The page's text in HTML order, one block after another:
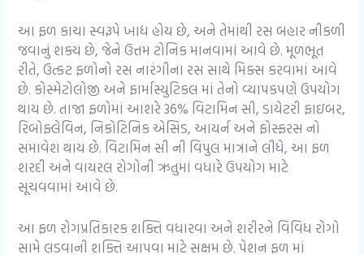
આ ફળ કાચા સ્વરૂપે ખાદ્ય હોય છે, અને તેમાંથી રસ બહાર નીકળી
જવાનું શક્ય છે, જેને ઉત્તમ ટોનિક માનવામાં આવે છે. મૂળભૂત
રીતે, ઉત્કટ ફળોનો રસ નારંગીના રસ સાથે મિક્સ કરવામાં આવે
છે. કોસ્મેટોલોજી અને ફાર્માસ્યુટિકલ માં તેનો વ્યાપકપણે ઉપયોગ
થાય છે. તાજા ફળોમાં આશરે 36% વિટામિન સી, ડાયેટરી ફાઇબર,
રિબોફ્લેવિન, નિકોટિનિક એસિડ, આયર્ન અને ફોસ્ફરસ નો
સમાવેશ થાય છે. વિટામિન સી ની વિપુલ માત્રાને લીધે, આ ફળ
શરદી અને વાયરલ રોગોની ઋતુમાં વધારે ઉપયોગ માટે
સૂચવવામાં આવે છે.
આ ફળ રોગપ્રતિકારક શક્તિ વધારવા અને શરીરને વિવિધ રોગો
સામે લડવાની શક્તિ આપવા માટે સક્ષમ છે. પેશન ફળ માં